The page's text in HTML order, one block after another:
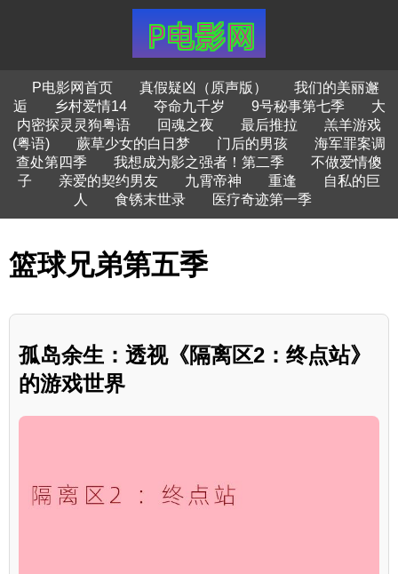
P电影网首页 真假疑凶（原声版）
我们的美丽邂
逅
乡村爱情14 夺命九千岁 9号秘事第七季
大
内密探灵灵狗粤语
回魂之夜 最后推拉
羔羊游戏
(粤语)
蕨草少女的白日梦 门后的男孩
海军罪案调
查处第四季
我想成为影之强者！第二季
不做爱情傻
子
亲爱的契约男友 九霄帝神 重逢
自私的巨
人
食锈末世录 医疗奇迹第一季
篮球兄弟第五季
孤岛余生：透视《隔离区2：终点站》
的游戏世界